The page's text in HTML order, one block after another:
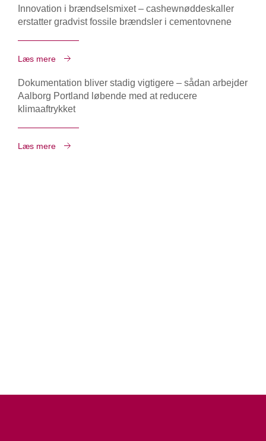
Innovation i brændselsmixet – cashewnøddeskaller
erstatter gradvist fossile brændsler i cementovnene
Læs mere
Dokumentation bliver stadig vigtigere – sådan arbejder
Aalborg Portland løbende med at reducere
klimaaftrykket
Læs mere